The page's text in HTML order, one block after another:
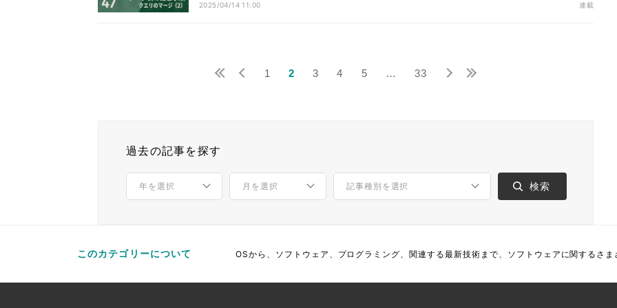
2025/04/14 11:00 連載
1 2 3 4 5 … 33
過去の記事を探す
このカテゴリーについて OSから、ソフトウェア、プログラミング、関連する最新技術まで、ソフトウェアに関するさま